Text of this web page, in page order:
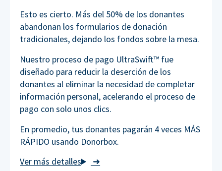
➜
Esto es cierto. Más del 50% de los donantes
abandonan los formularios de donación
tradicionales, dejando los fondos sobre la mesa.
Nuestro proceso de pago UltraSwift™ fue
diseñado para reducir la deserción de los
donantes al eliminar la necesidad de completar
información personal, acelerando el proceso de
pago con solo unos clics.
En promedio, tus donantes pagarán 4 veces MÁS
RÁPIDO usando Donorbox.